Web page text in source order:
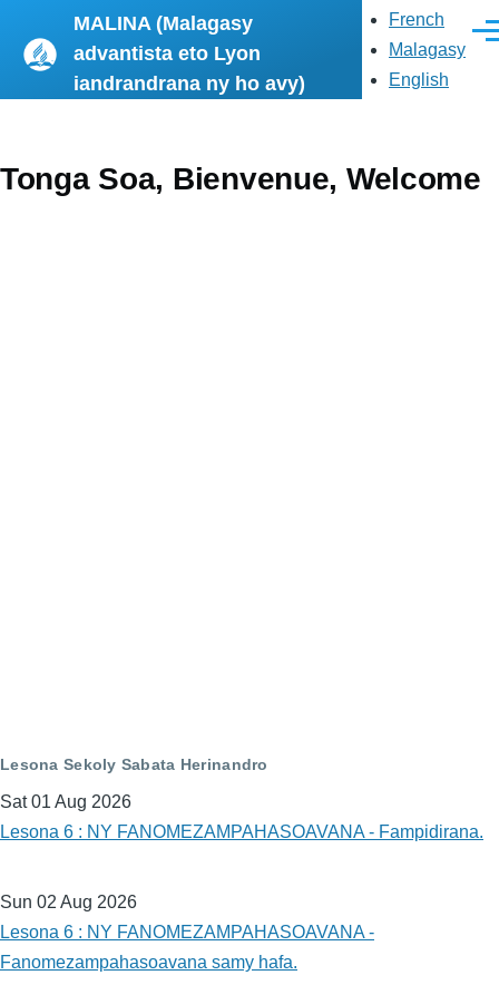
Skip to main content
MALINA (Malagasy
advantista eto Lyon
iandrandrana ny ho avy)
French
Malagasy
English
Tonga Soa, Bienvenue, Welcome
Lesona Sekoly Sabata Herinandro
Sat 01 Aug 2026
Lesona 6 : NY FANOMEZAMPAHASOAVANA - Fampidirana.
Sun 02 Aug 2026
Lesona 6 : NY FANOMEZAMPAHASOAVANA -
Fanomezampahasoavana samy hafa.